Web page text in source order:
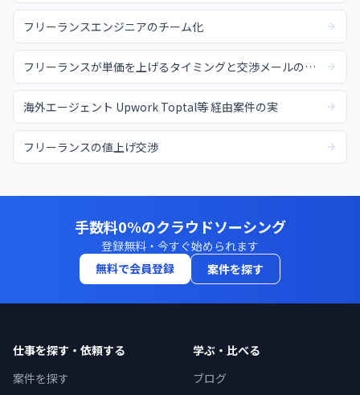
フリーランスエンジニアのチーム化
フリーランスが単価を上げるタイミングと交渉メールの例文
海外エージェント Upwork Toptal等 経由案件の実
フリーランスの値上げ交渉
手数料0%のクラウドソーシング
登録無料・今すぐ始められます
無料で会員登録
案件を探す
仕事を探す・依頼する
案件を探す
学ぶ・比べる
ブログ